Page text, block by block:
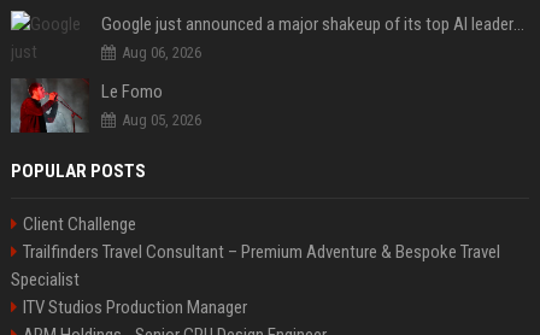
Google just announced a major shakeup of its top AI leadership
Aug 06, 2026
Le Fomo
Aug 05, 2026
POPULAR POSTS
Client Challenge
Trailfinders Travel Consultant – Premium Adventure & Bespoke Travel
Specialist
ITV Studios Production Manager